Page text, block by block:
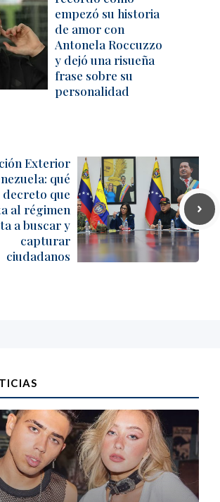
empezó su historia
de amor con
Antonela Roccuzzo
y dejó una risueña
frase sobre su
personalidad
Exterior
qué
decreto que
al régimen
a buscar y
capturar
ciudadanos